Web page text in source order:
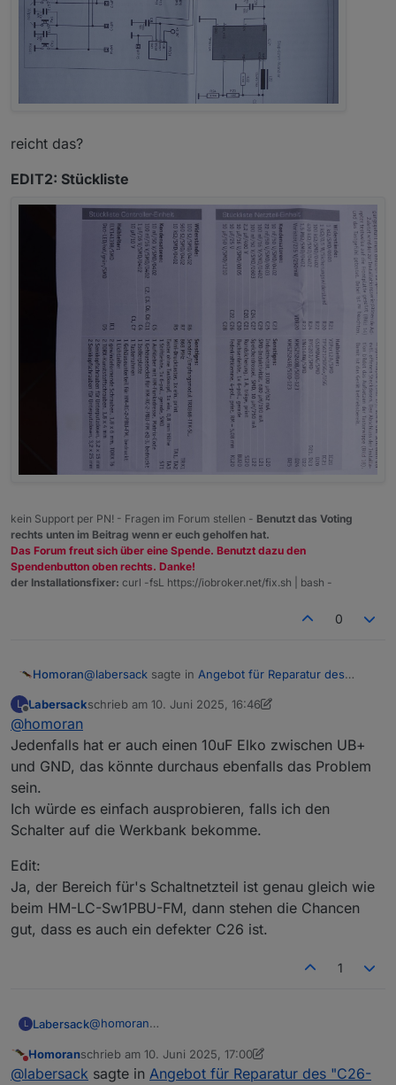
reicht das?
EDIT2: Stückliste
kein Support per PN! - Fragen im Forum stellen - Benutzt das Voting
rechts unten im Beitrag wenn er euch geholfen hat.
Das Forum freut sich über eine Spende. Benutzt dazu den
Spendenbutton oben rechts. Danke!
der Installationsfixer: curl -fsL https://iobroker.net/fix.sh | bash -
0
Homoran@labersack sagte in Angebot für Reparatur des
müsste ich mal sehen, aber
labersack
Angebot für Reparatur des
"C26-Problems":
das ist ein Wandtaster (remote control), kein Aktor.
hat der wirklich die selbe Problematik?
EDIT2: Stückliste
L
Offline
Labersackschrieb am 10. Juni 2025, 16:46
zuletzt editiert von Labersack6. Okt. 2025, 18:48
@homoran
Jedenfalls hat er auch einen 10uF Elko zwischen UB+
und GND, das könnte durchaus ebenfalls das Problem
sein.
Ich würde es einfach ausprobieren, falls ich den
Schalter auf die Werkbank bekomme.
Edit:
Ja, der Bereich für's Schaltnetzteil ist genau gleich wie
beim HM-LC-Sw1PBU-FM, dann stehen die Chancen
gut, dass es auch ein defekter C26 ist.
1
L Labersack@homoran
UB+ und GND, das könnte durchaus ebenfalls das
Problem sein.
Edit:
Ja, der Bereich für's Schaltnetzteil ist genau gleich
Nicht stören
Homoranschrieb am 10. Juni 2025, 17:00
zuletzt editiert von Homoran6. Okt. 2025, 19:02
@labersack sagte in Angebot für Reparatur des "C26-